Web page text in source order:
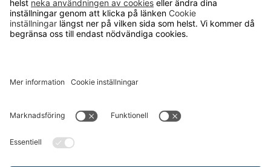
Lediga jobb
Kvalitets- och miljöpolicy
TELEFON